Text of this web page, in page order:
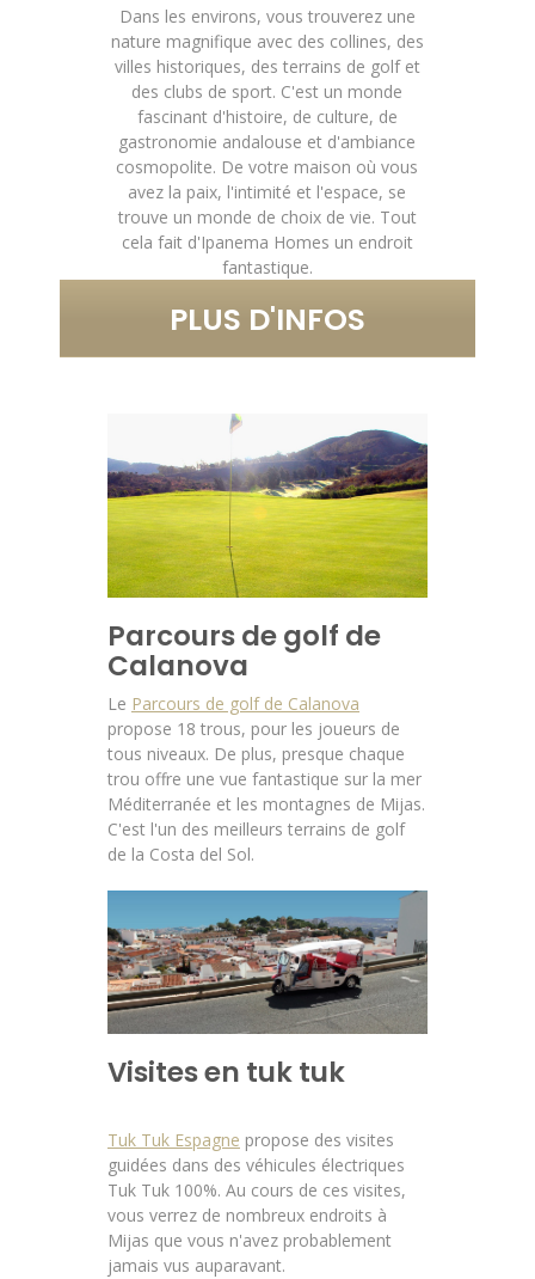
Dans les environs, vous trouverez une
nature magnifique avec des collines, des
villes historiques, des terrains de golf et
des clubs de sport. C'est un monde
fascinant d'histoire, de culture, de
gastronomie andalouse et d'ambiance
cosmopolite. De votre maison où vous
avez la paix, l'intimité et l'espace, se
trouve un monde de choix de vie. Tout
cela fait d'Ipanema Homes un endroit
fantastique.
PLUS D'INFOS
Parcours de golf de
Calanova
Le Parcours de golf de Calanova
propose 18 trous, pour les joueurs de
tous niveaux. De plus, presque chaque
trou offre une vue fantastique sur la mer
Méditerranée et les montagnes de Mijas.
C'est l'un des meilleurs terrains de golf
de la Costa del Sol.
Visites en tuk tuk
Tuk Tuk Espagne propose des visites
guidées dans des véhicules électriques
Tuk Tuk 100%. Au cours de ces visites,
vous verrez de nombreux endroits à
Mijas que vous n'avez probablement
jamais vus auparavant.